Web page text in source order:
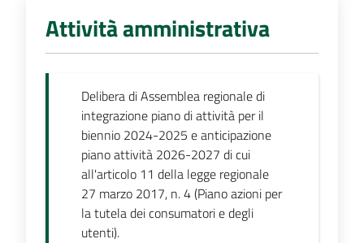
Attività amministrativa
Delibera di Assemblea regionale di
integrazione piano di attività per il
biennio 2024-2025 e anticipazione
piano attività 2026-2027 di cui
all'articolo 11 della legge regionale
27 marzo 2017, n. 4 (Piano azioni per
la tutela dei consumatori e degli
utenti).